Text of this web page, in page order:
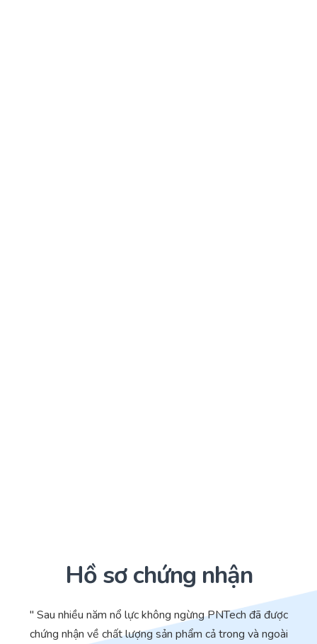
Hồ sơ chứng nhận
" Sau nhiều năm nổ lực không ngừng PNTech đã được
chứng nhận về chất lượng sản phẩm cả trong và ngoài